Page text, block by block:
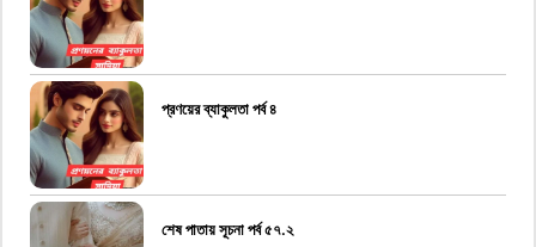
প্রণয়ের ব্যাকুলতা পর্ব ৪
শেষ পাতায় সূচনা পর্ব ৫৭.২